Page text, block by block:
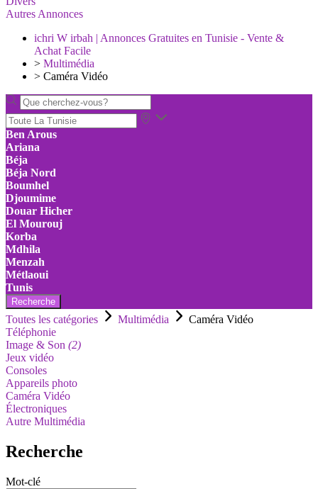
Autres Annonces
ichri W irbah | Annonces Gratuites en Tunisie - Vente &
Achat Facile
> Multimédia
> Caméra Vidéo
Ben Arous
Ariana
Béja
Béja Nord
Boumhel
Djoumime
Douar Hicher
El Mourouj
Korba
Mdhila
Menzah
Métlaoui
Tunis
Recherche
Toutes les catégories Multimédia
Caméra Vidéo
Téléphonie
Image & Son (2)
Jeux vidéo
Consoles
Appareils photo
Caméra Vidéo
Électroniques
Autre Multimédia
Recherche
Mot-clé